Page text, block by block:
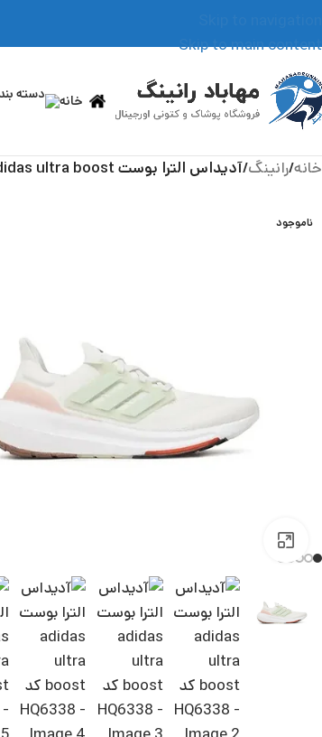
Skip to main content
خانه
خانه/رانینگ/آدیداس الترا بوست adidas ultra boost کد HQ6338
ناموجود